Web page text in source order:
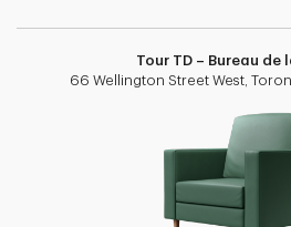
Tour TD – Bureau de
66 Wellington Street West,